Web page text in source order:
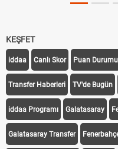
KEŞFET
iddaa Canlı Skor Puan Durumu
Transfer Haberleri TV'de Bugün
iddaa Programı Galatasaray
Galatasaray Transfer